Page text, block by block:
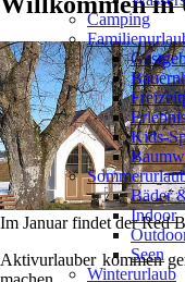
Im Januar findet der Red
Aktivurlauber kommen
Camping
Kids-
Bäder
Indoor
Seen
Winterurlaub